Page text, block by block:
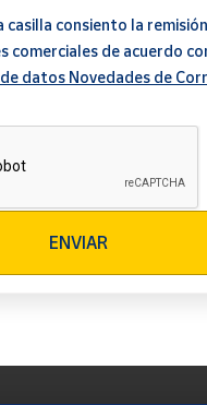
casilla consiento la
comerciales de acuerdo
datos Novedades de
ENVIAR